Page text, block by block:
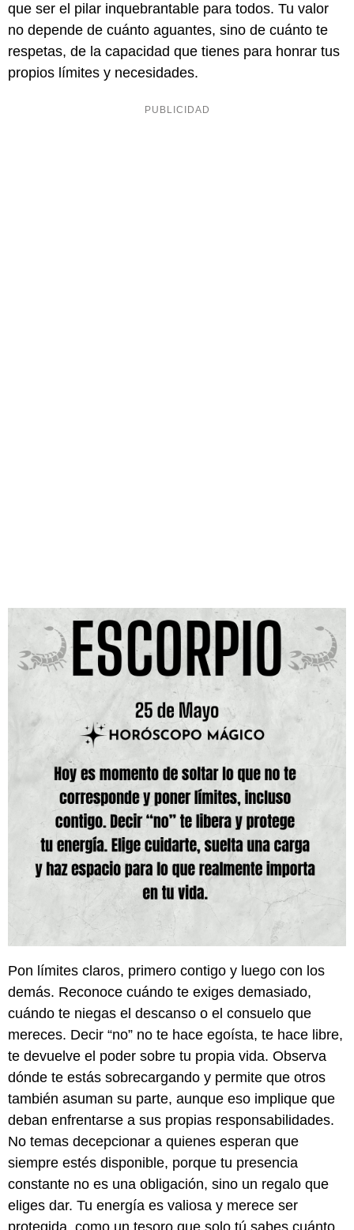
que ser el pilar inquebrantable para todos. Tu valor
no depende de cuánto aguantes, sino de cuánto te
respetas, de la capacidad que tienes para honrar tus
propios límites y necesidades.
Pon límites claros, primero contigo y luego con los
demás. Reconoce cuándo te exiges demasiado,
cuándo te niegas el descanso o el consuelo que
mereces. Decir “no” no te hace egoísta, te hace libre,
te devuelve el poder sobre tu propia vida. Observa
dónde te estás sobrecargando y permite que otros
también asuman su parte, aunque eso implique que
deban enfrentarse a sus propias responsabilidades.
No temas decepcionar a quienes esperan que
siempre estés disponible, porque tu presencia
constante no es una obligación, sino un regalo que
eliges dar. Tu energía es valiosa y merece ser